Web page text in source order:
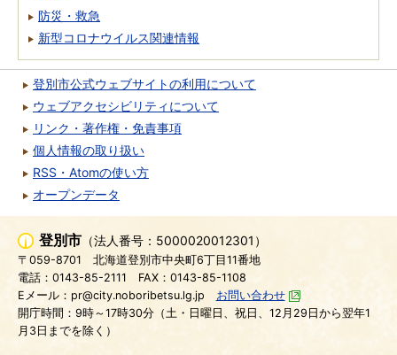
防災・救急
新型コロナウイルス関連情報
登別市公式ウェブサイトの利用について
ウェブアクセシビリティについて
リンク・著作権・免責事項
個人情報の取り扱い
RSS・Atomの使い方
オープンデータ
登別市 （法人番号：5000020012301）
〒059-8701
北海道登別市中央町6丁目11番地
電話：0143-85-2111
FAX：0143-85-1108
Eメール：pr@city.noboribetsu.lg.jp
お問い合わせ
開庁時間：9時～17時30分（土・日曜日、祝日、12月29日から翌年1
月3日までを除く）